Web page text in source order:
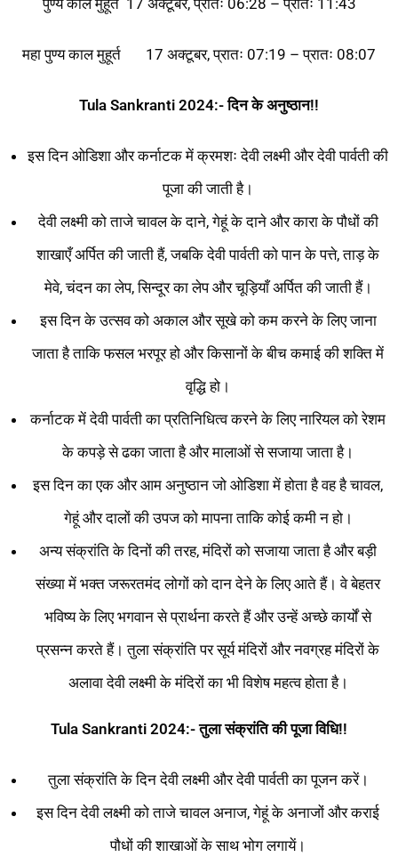
पुण्य काल मुहूर्त 17 अक्टूबर, प्रातः 06:28 – प्रातः 11:43
महा पुण्य काल मुहूर्त 17 अक्टूबर, प्रातः 07:19 – प्रातः 08:07
Tula Sankranti 2024:- दिन के अनुष्ठान!!
इस दिन ओडिशा और कर्नाटक में क्रमशः देवी लक्ष्मी और देवी पार्वती की
पूजा की जाती है।
देवी लक्ष्मी को ताजे चावल के दाने, गेहूं के दाने और कारा के पौधों की
शाखाएँ अर्पित की जाती हैं, जबकि देवी पार्वती को पान के पत्ते, ताड़ के
मेवे, चंदन का लेप, सिन्दूर का लेप और चूड़ियाँ अर्पित की जाती हैं।
इस दिन के उत्सव को अकाल और सूखे को कम करने के लिए जाना
जाता है ताकि फसल भरपूर हो और किसानों के बीच कमाई की शक्ति में
वृद्धि हो।
कर्नाटक में देवी पार्वती का प्रतिनिधित्व करने के लिए नारियल को रेशम
के कपड़े से ढका जाता है और मालाओं से सजाया जाता है।
इस दिन का एक और आम अनुष्ठान जो ओडिशा में होता है वह है चावल,
गेहूं और दालों की उपज को मापना ताकि कोई कमी न हो।
अन्य संक्रांति के दिनों की तरह, मंदिरों को सजाया जाता है और बड़ी
संख्या में भक्त जरूरतमंद लोगों को दान देने के लिए आते हैं। वे बेहतर
भविष्य के लिए भगवान से प्रार्थना करते हैं और उन्हें अच्छे कार्यों से
प्रसन्न करते हैं। तुला संक्रांति पर सूर्य मंदिरों और नवग्रह मंदिरों के
अलावा देवी लक्ष्मी के मंदिरों का भी विशेष महत्व होता है।
Tula Sankranti 2024:- तुला संक्रांति की पूजा विधि!!
तुला संक्रांति के दिन देवी लक्ष्मी और देवी पार्वती का पूजन करें।
इस दिन देवी लक्ष्मी को ताजे चावल अनाज, गेहूं के अनाजों और कराई
पौधों की शाखाओं के साथ भोग लगायें।